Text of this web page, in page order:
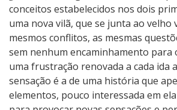
conceitos estabelecidos nos dois
uma nova vilã, que se junta ao velho
mesmos conflitos, as mesmas
sem nenhum encaminhamento
uma frustração renovada a cada ida
sensação é a de uma história que
elementos, pouco interessada em